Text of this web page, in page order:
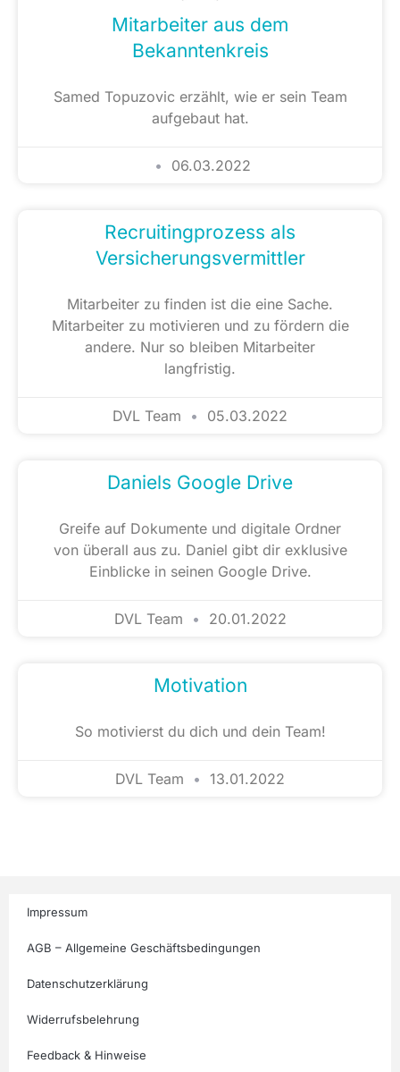
Mitarbeiter aus dem
Bekanntenkreis
Samed Topuzovic erzählt, wie er sein Team
aufgebaut hat.
06.03.2022
Recruitingprozess als
Versicherungsvermittler
Mitarbeiter zu finden ist die eine Sache.
Mitarbeiter zu motivieren und zu fördern die
andere. Nur so bleiben Mitarbeiter
langfristig.
DVL Team 05.03.2022
Daniels Google Drive
Greife auf Dokumente und digitale Ordner
von überall aus zu. Daniel gibt dir exklusive
Einblicke in seinen Google Drive.
DVL Team 20.01.2022
Motivation
So motivierst du dich und dein Team!
DVL Team 13.01.2022
Impressum
AGB – Allgemeine Geschäftsbedingungen
Datenschutzerklärung
Widerrufsbelehrung
Feedback & Hinweise